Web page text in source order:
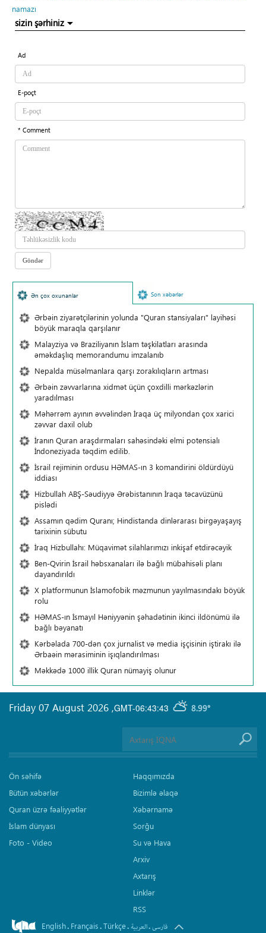
namazı
sizin şərhiniz
Ad
E-poçt
* Comment
Ən çox oxunanlar Son xəbərlər
Ərbəin ziyarətçilərinin yolunda "Quran stansiyaları" layihəsi
böyük maraqla qarşılanır
Malayziya və Braziliyanın İslam təşkilatları arasında
əməkdaşlıq memorandumu imzalanıb
Nepalda müsəlmanlara qarşı zorakılıqların artması
Ərbəin zəvvarlarına xidmət üçün çoxdilli mərkəzlərin
yaradılması
Məhərrəm ayının əvvəlindən İraqa üç milyondan çox xarici
zəvvar daxil olub
İranın Quran araşdırmaları sahəsindəki elmi potensialı
İndoneziyada təqdim edilib.
İsrail rejiminin ordusu HƏMAS-ın 3 komandirini öldürdüyü
iddiası
Hizbullah ABŞ-Səudiyyə Ərəbistanının İraqa təcavüzünü
pislədi
Assamın qədim Quranı; Hindistanda dinlərarası birgəyaşayış
tarixinin sübutu
İraq Hizbullahı: Müqavimət silahlarımızı inkişaf etdirəcəyik
Ben-Qvirin İsrail həbsxanaları ilə bağlı mübahisəli planı
dayandırıldı
X platformunun İslamofobik məzmunun yayılmasındakı böyük
rolu
HƏMAS-ın İsmayıl Həniyyənin şəhadətinin ikinci ildönümü ilə
bağlı bəyanatı
Kərbəlada 700-dən çox jurnalist və media işçisinin iştirakı ilə
Ərbaəin mərasiminin işıqlandırılması
Məkkədə 1000 illik Quran nümayiş olunur
GMT-06:43:43 8.99°
Friday 07 August 2026 ,
Ön səhifə
Bütün xəbərlər
Quran üzrə fəaliyyətlər
İslam dünyası
Foto - Video
Haqqımızda
Bizimlə əlaqə
Xəbərnamə
Sorğu
Su və Hava
Arxiv
Axtarış
Linklər
RSS
English. Français.Türkçe. العربیة.فارسی